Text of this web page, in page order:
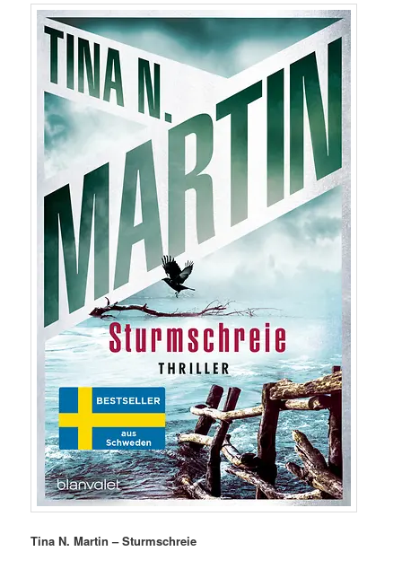
Tina N. Martin – Sturmschreie